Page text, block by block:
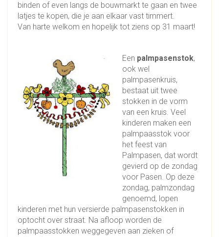
binden of even langs de bouwmarkt te gaan en twee
latjes te kopen, die je aan elkaar vast timmert.
Van harte welkom en hopelijk tot ziens op 31 maart!
Een palmpasenstok,
ook wel
palmpasenkruis,
bestaat uit twee
stokken in de vorm
van een kruis. Veel
kinderen maken een
palmpaasstok voor
het feest van
Palmpasen, dat wordt
gevierd op de zondag
voor Pasen. Op deze
zondag, palmzondag
genoemd, lopen
kinderen met hun versierde palmpasenstokken in
optocht over straat. Na afloop worden de
palmpaasstokken weggegeven aan zieken of